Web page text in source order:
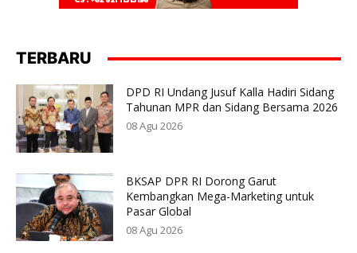
TERBARU
DPD RI Undang Jusuf Kalla Hadiri Sidang
Tahunan MPR dan Sidang Bersama 2026
08 Agu 2026
BKSAP DPR RI Dorong Garut
Kembangkan Mega-Marketing untuk
Pasar Global
08 Agu 2026